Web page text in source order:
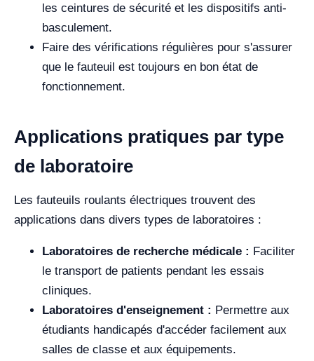
les ceintures de sécurité et les dispositifs anti-
basculement.
Faire des vérifications régulières pour s'assurer
que le fauteuil est toujours en bon état de
fonctionnement.
Applications pratiques par type
de laboratoire
Les fauteuils roulants électriques trouvent des
applications dans divers types de laboratoires :
Laboratoires de recherche médicale : Faciliter
le transport de patients pendant les essais
cliniques.
Laboratoires d'enseignement : Permettre aux
étudiants handicapés d'accéder facilement aux
salles de classe et aux équipements.